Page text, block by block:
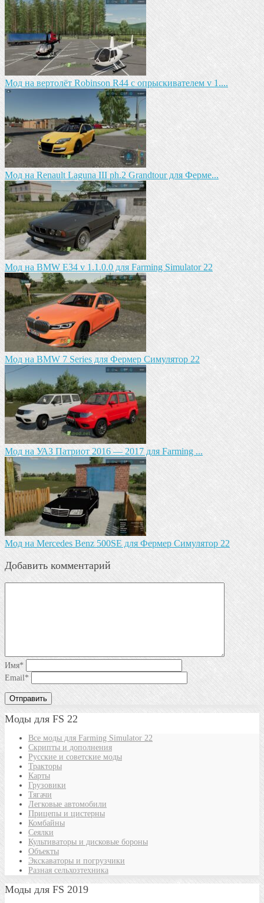
Мод на вертолёт Robinson R44 с опрыскивателем v 1....
Мод на Renault Laguna III ph.2 Grandtour для Ферме...
Мод на BMW E34 v 1.1.0.0 для Farming Simulator 22
Мод на BMW 7 Series для Фермер Симулятор 22
Мод на УАЗ Патриот 2016 — 2017 для Farming ...
Мод на Mercedes Benz 500SE для Фермер Симулятор 22
Добавить комментарий
Имя*
Email*
Моды для FS 22
Все моды для Farming Simulator 22
Скрипты и дополнения
Русские и советские моды
Тракторы
Карты
Грузовики
Тягачи
Легковые автомобили
Прицепы и цистерны
Комбайны
Сеялки
Культиваторы и дисковые бороны
Объекты
Экскаваторы и погрузчики
Разная сельхозтехника
Моды для FS 2019